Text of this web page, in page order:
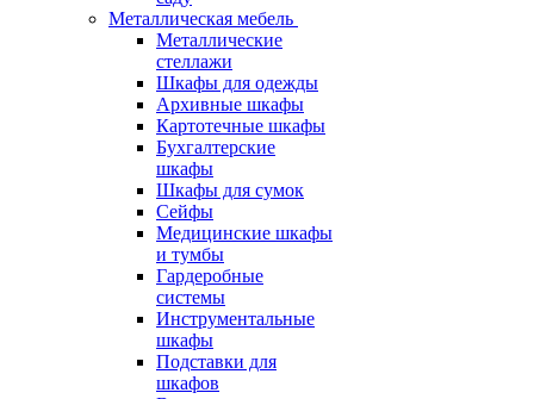
Металлическая мебель
Металлические
стеллажи
Шкафы для одежды
Архивные шкафы
Картотечные шкафы
Бухгалтерские
шкафы
Шкафы для сумок
Сейфы
Медицинские шкафы
и тумбы
Гардеробные
системы
Инструментальные
шкафы
Подставки для
шкафов